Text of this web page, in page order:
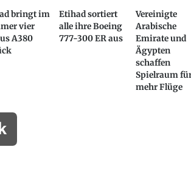
bringt im
vier
A380
Etihad sortiert
alle ihre Boeing
777-300 ER aus
Vereinigte
Arabische
Emirate und
Ägypten
schaffen
Spielraum
mehr Flüge